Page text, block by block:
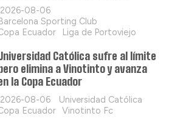
2026-08-06
Barcelona Sporting Club
Ecuador
Liga de Portoviejo
Católica sufre al límite
elimina a Vinotinto y avanza
la Copa Ecuador
2026-08-06
Universidad Católica
Ecuador Vinotinto Fc